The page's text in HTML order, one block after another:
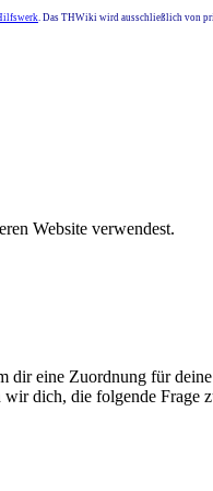
. Das THWiki wird ausschließlich von
Website verwendest.
dir eine Zuordnung für
dich, die folgende Frage